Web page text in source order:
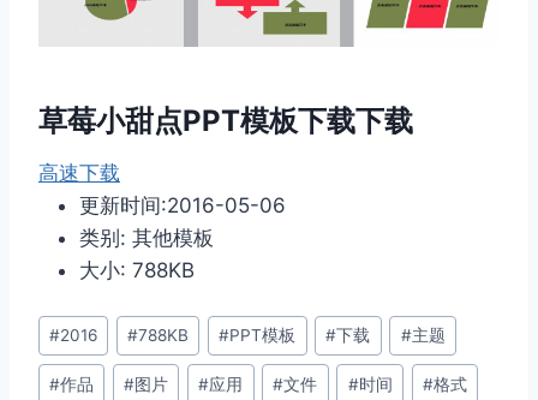
草莓小甜点PPT模板下载下载
高速下载
更新时间:2016-05-06
类别: 其他模板
大小: 788KB
文
章
标
#2016 #788KB #PPT模板 #下载 #主题
#作品 #图片 #应用 #文件 #时间 #格式